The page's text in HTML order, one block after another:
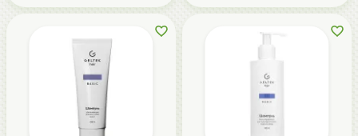
• Хранить в недоступном для детей месте при t не
выше 25 С, вдали от источников света и
отопительных приборов.